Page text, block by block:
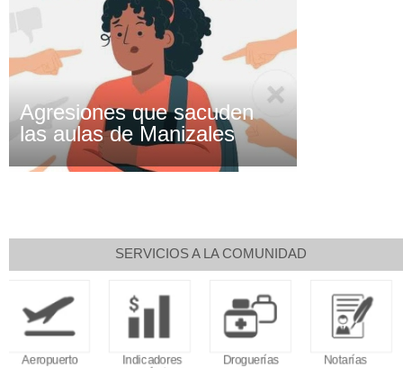
Agresiones que sacuden
las aulas de Manizales
SERVICIOS A LA COMUNIDAD
Indicadores
Droguerías Notarías
Calendario